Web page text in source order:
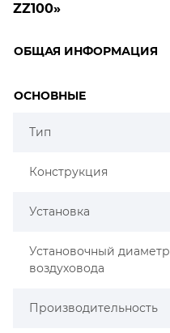
ZZ100»
ОБЩАЯ ИНФОРМАЦИЯ
ОСНОВНЫЕ
Тип
Конструкция
Установка
Установочный диаметр
воздуховода
Производительность